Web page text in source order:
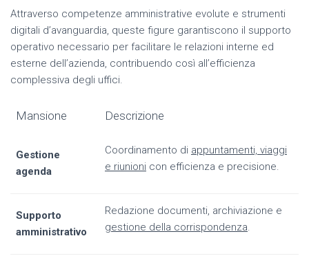
Attraverso competenze amministrative evolute e strumenti
digitali d’avanguardia, queste figure garantiscono il supporto
operativo necessario per facilitare le relazioni interne ed
esterne dell’azienda, contribuendo così all’efficienza
complessiva degli uffici.
Mansione Descrizione
Gestione
agenda
Coordinamento di appuntamenti, viaggi
e riunioni con efficienza e precisione.
Supporto
amministrativo
Redazione documenti, archiviazione e
gestione della corrispondenza.